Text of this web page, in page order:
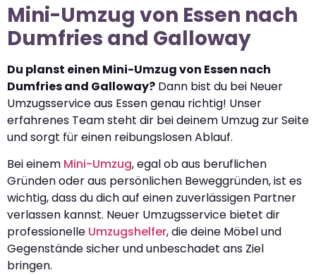
Mini-Umzug von Essen nach
Dumfries and Galloway
Du planst einen Mini-Umzug von Essen nach
Dumfries and Galloway? Dann bist du bei Neuer
Umzugsservice aus Essen genau richtig! Unser
erfahrenes Team steht dir bei deinem Umzug zur Seite
und sorgt für einen reibungslosen Ablauf.
Bei einem Mini-Umzug, egal ob aus beruflichen
Gründen oder aus persönlichen Beweggründen, ist es
wichtig, dass du dich auf einen zuverlässigen Partner
verlassen kannst. Neuer Umzugsservice bietet dir
professionelle Umzugshelfer, die deine Möbel und
Gegenstände sicher und unbeschadet ans Ziel
bringen.